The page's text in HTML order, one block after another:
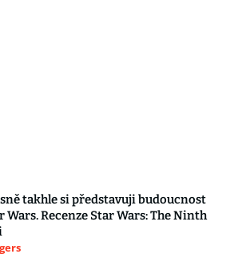
takhle si představuji budoucnost
Wars. Recenze Star Wars: The Ninth